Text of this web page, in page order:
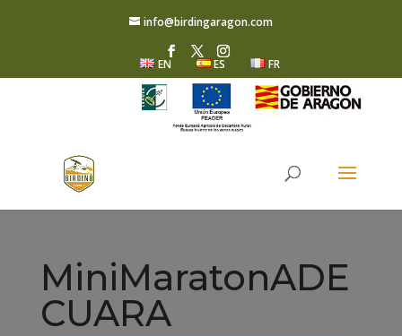
info@birdingaragon.com
EN ES FR
MiniMaratonADE
CUARA